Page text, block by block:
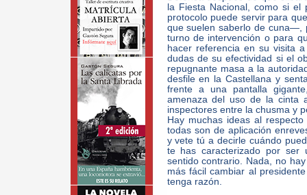
la Fiesta Nacional, como si
protocolo puede servir para
que suelen saberlo de cuna—,
turno de intervención o para
hacer referencia en su visita
dudas de su efectividad si el
repugnante masa a la
desfile en la Castellana y
frente a una pantalla
amenaza del uso de la cinta
inspectores entre la chusma y
Hay muchas ideas al
todas son de aplicación
y vete tú a decirle cuándo
te has caracterizado por ser
sentido contrario. Nada, no
más fácil cambiar al
tenga razón.